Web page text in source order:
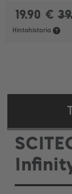
19.90 €
Hintahistoria